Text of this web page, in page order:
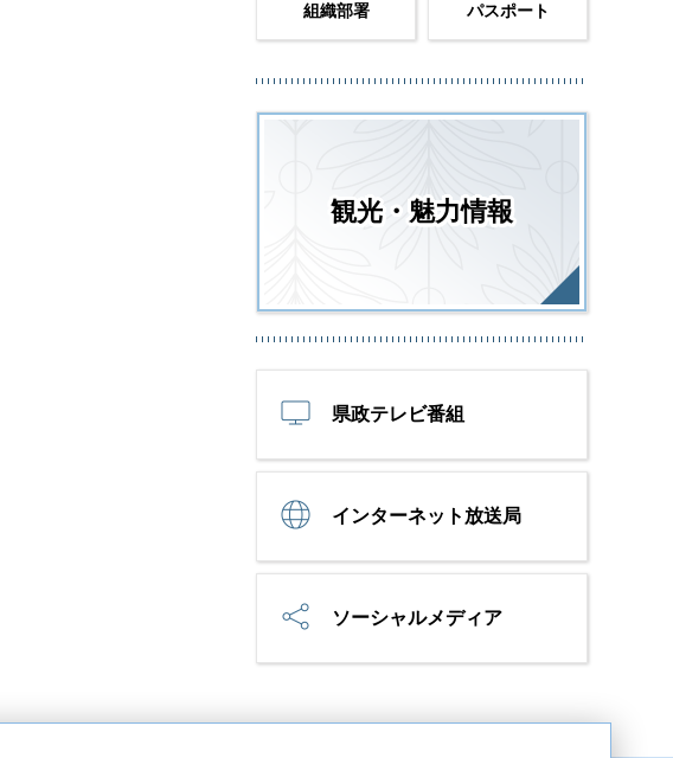
組織部署 パスポート
観光・魅力情報
県政テレビ番組
インターネット放送局
ソーシャルメディア